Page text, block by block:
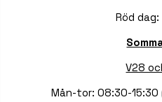
Röd
V28
Mån-tor: 08:30-